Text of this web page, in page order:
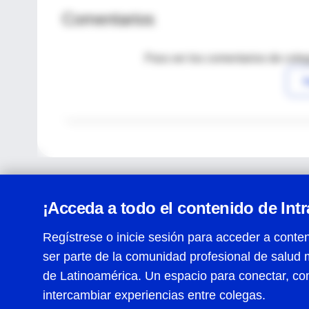
Comentarios
Para ver los comentarios de
¡Acceda a todo el contenido de
Regístrese o inicie sesión para acceder a
ser parte de la comunidad profesional de salud
de Latinoamérica. Un espacio para conectar,
intercambiar experiencias entre colegas.
Centro de Ayuda
Términos y condiciones| Políticas de privacidad